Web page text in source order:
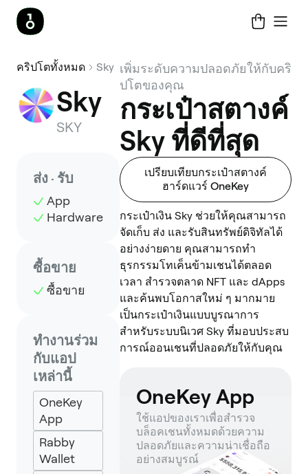
คริปโตทั้งหมด Sky
Sky
SKY
ส่ง · รับ
App
Hardware
ซื้อขาย
ซื้อขาย
ทำงานร่วม
กับแอป
เหล่านี้
OneKey
App
Rabby
Wallet
เพิ่มระดับความปลอดภัยให้กับคริ
ปโตของคุณ
กระเป๋าสตางค์
Sky ที่ดีที่สุด
เปรียบเทียบกระเป๋าสตางค์
ฮาร์ดแวร์ OneKey
กระเป๋าเงิน Sky ช่วยให้คุณสามารถ
จัดเก็บ ส่ง และรับสินทรัพย์ดิจิทัลได้
อย่างง่ายดาย คุณสามารถทำ
ธุรกรรมโทเค็นข้ามเชนได้ตลอด
เวลา สำรวจตลาด NFT และ dApps
และค้นพบโอกาสใหม่ ๆ มากมาย
เป็นกระเป๋าเงินแบบบูรณาการ
สำหรับระบบนิเวศ Sky ที่มอบประสบ
การณ์ออนเชนที่ปลอดภัยให้กับคุณ
OneKey App
ใช้แอปของเราเพื่อสำรวจ
บล็อคเชนทั้งหมดด้วยความ
ปลอดภัยและความน่าเชื่อถือ
อย่างสมบูรณ์